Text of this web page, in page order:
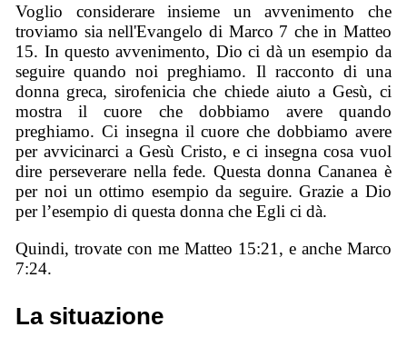
Voglio considerare insieme un avvenimento che
troviamo sia nell'Evangelo di Marco 7 che in Matteo
15. In questo avvenimento, Dio ci dà un esempio da
seguire quando noi preghiamo. Il racconto di una
donna greca, sirofenicia che chiede aiuto a Gesù, ci
mostra il cuore che dobbiamo avere quando
preghiamo. Ci insegna il cuore che dobbiamo avere
per avvicinarci a Gesù Cristo, e ci insegna cosa vuol
dire perseverare nella fede. Questa donna Cananea è
per noi un ottimo esempio da seguire. Grazie a Dio
per l’esempio di questa donna che Egli ci dà.
Quindi, trovate con me Matteo 15:21, e anche Marco
7:24.
La situazione